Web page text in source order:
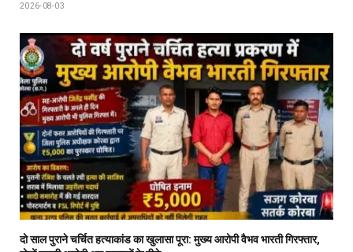
2026-08-03
दो साल पुराने चर्चित हत्याकांड का खुलासा पूरा: मुख्य आरोपी वैभव भारती गिरफ्तार,